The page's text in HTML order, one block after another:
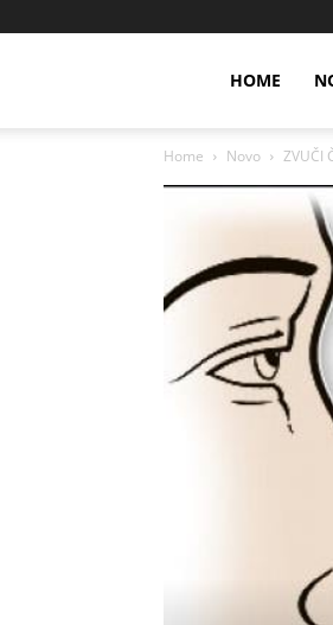
HOME
Home Novo ZVUČI